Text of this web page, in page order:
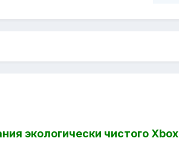
экологически чистого Xbox